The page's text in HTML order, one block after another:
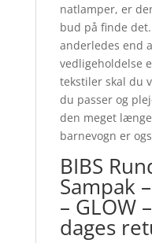
natlamper, er
bud på finde
anderledes end
vedligeholdelse
tekstiler skal du
du passer og
den meget
barnevogn er
BIBS
Sampak
– GLOW
dages